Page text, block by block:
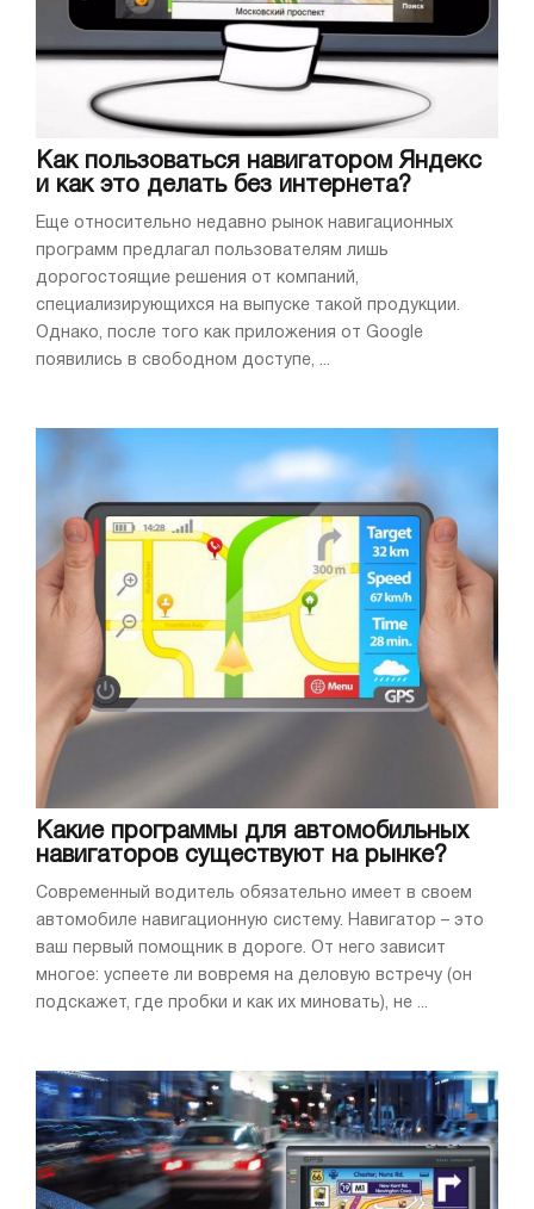
Как пользоваться навигатором Яндекс
и как это делать без интернета?
Еще относительно недавно рынок навигационных
программ предлагал пользователям лишь
дорогостоящие решения от компаний,
специализирующихся на выпуске такой продукции.
Однако, после того как приложения от Google
появились в свободном доступе, ...
Какие программы для автомобильных
навигаторов существуют на рынке?
Современный водитель обязательно имеет в своем
автомобиле навигационную систему. Навигатор – это
ваш первый помощник в дороге. От него зависит
многое: успеете ли вовремя на деловую встречу (он
подскажет, где пробки и как их миновать), не ...